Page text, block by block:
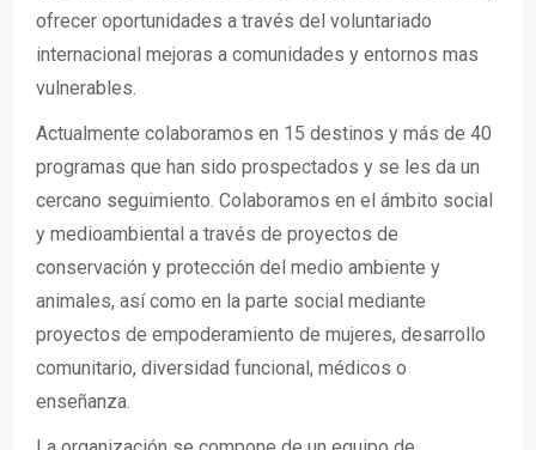
ofrecer oportunidades a través del voluntariado
internacional mejoras a comunidades y entornos mas
vulnerables.
Actualmente colaboramos en 15 destinos y más de 40
programas que han sido prospectados y se les da un
cercano seguimiento. Colaboramos en el ámbito social
y medioambiental a través de proyectos de
conservación y protección del medio ambiente y
animales, así como en la parte social mediante
proyectos de empoderamiento de mujeres, desarrollo
comunitario, diversidad funcional, médicos o
enseñanza.